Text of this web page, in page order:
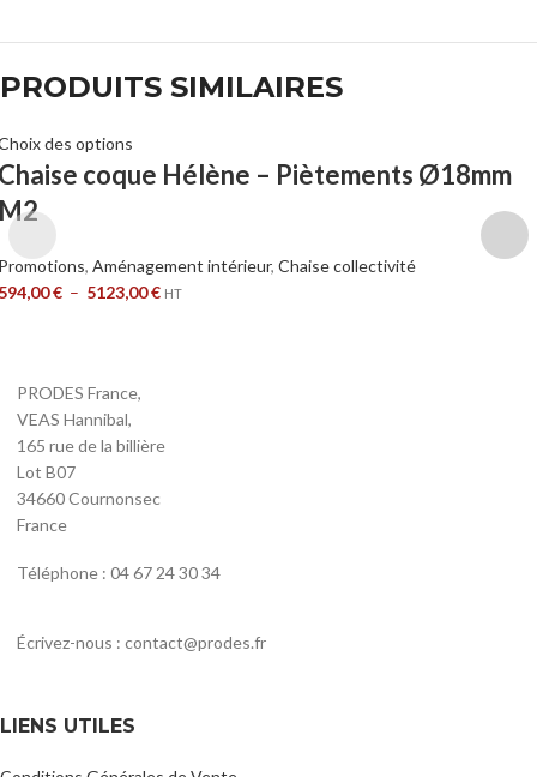
PRODUITS SIMILAIRES
des options
coque Hélène – Piètements Ø18mm
,Aménagement intérieur,Chaise collectivité
€ – 5123,00€ HT
PRODES France,
VEAS Hannibal,
165 rue de la billière
Lot B07
34660 Cournonsec
France
Téléphone : 04 67 24 30 34
Écrivez-nous : contact@prodes.fr
LIENS UTILES